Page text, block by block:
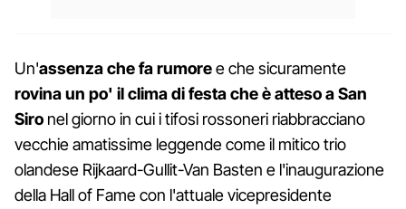
Un'assenza che fa rumoree che sicuramente
rovina un po' il clima di festa che è atteso a San
Siro nel giorno in cui i tifosi rossoneri riabbracciano
vecchie amatissime leggende come il mitico trio
olandese Rijkaard-Gullit-Van Basten e l'inaugurazione
della Hall of Fame con l'attuale vicepresidente